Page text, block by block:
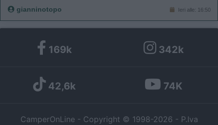
gianninotopo Ieri alle: 16:50
169k 342k
42,6k 74K
CamperOnLine - Copyright © 1998-2026 - P.Iva